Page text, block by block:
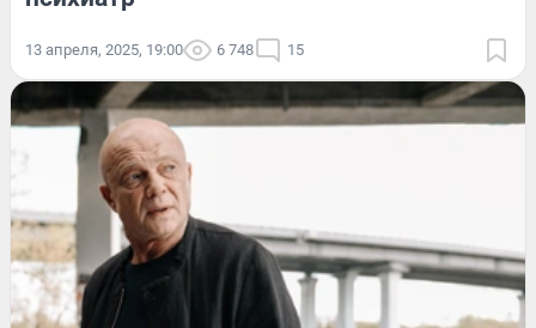
13 апреля, 2025, 19:00 6 748 15